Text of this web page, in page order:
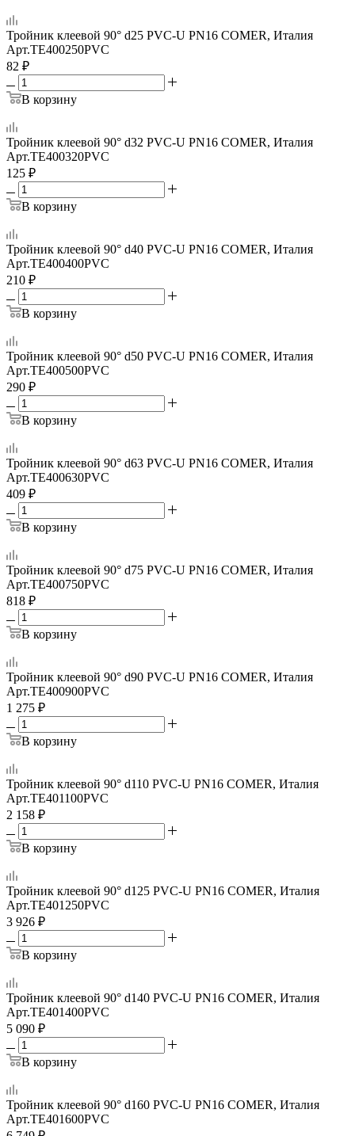
Тройник клеевой 90° d25 PVC-U PN16 COMER, Италия
Арт.TE400250PVC
82 ₽
В корзину
Тройник клеевой 90° d32 PVC-U PN16 COMER, Италия
Арт.TE400320PVC
125 ₽
В корзину
Тройник клеевой 90° d40 PVC-U PN16 COMER, Италия
Арт.TE400400PVC
210 ₽
В корзину
Тройник клеевой 90° d50 PVC-U PN16 COMER, Италия
Арт.TE400500PVC
290 ₽
В корзину
Тройник клеевой 90° d63 PVC-U PN16 COMER, Италия
Арт.TE400630PVC
409 ₽
В корзину
Тройник клеевой 90° d75 PVC-U PN16 COMER, Италия
Арт.TE400750PVC
818 ₽
В корзину
Тройник клеевой 90° d90 PVC-U PN16 COMER, Италия
Арт.TE400900PVC
1 275 ₽
В корзину
Тройник клеевой 90° d110 PVC-U PN16 COMER, Италия
Арт.TE401100PVC
2 158 ₽
В корзину
Тройник клеевой 90° d125 PVC-U PN16 COMER, Италия
Арт.TE401250PVC
3 926 ₽
В корзину
Тройник клеевой 90° d140 PVC-U PN16 COMER, Италия
Арт.TE401400PVC
5 090 ₽
В корзину
Тройник клеевой 90° d160 PVC-U PN16 COMER, Италия
Арт.TE401600PVC